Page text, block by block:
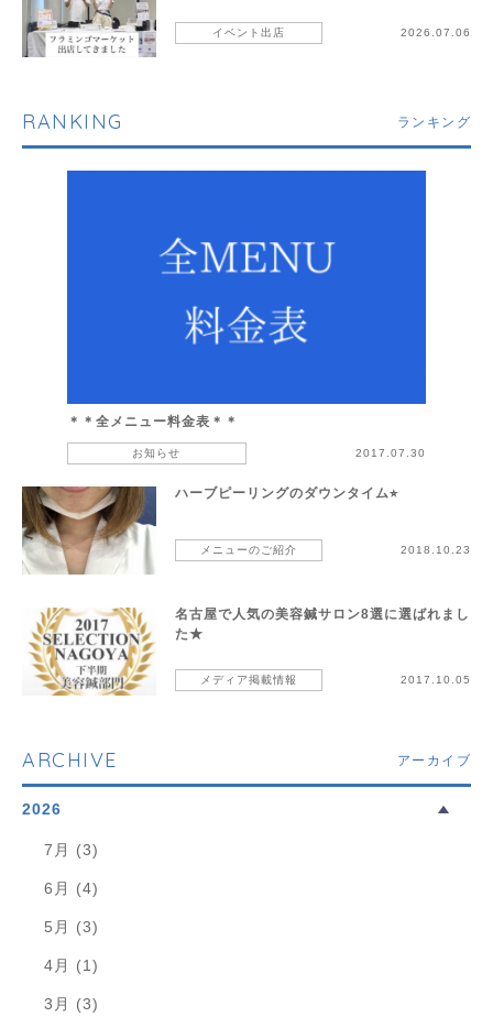
イベント出店 2026.07.06
RANKING ランキング
＊＊全メニュー料金表＊＊
お知らせ 2017.07.30
ハーブピーリングのダウンタイム⭐︎
メニューのご紹介 2018.10.23
名古屋で人気の美容鍼サロン8選に選ばれまし
た★
メディア掲載情報 2017.10.05
ARCHIVE アーカイブ
2026
7月 (3)
6月 (4)
5月 (3)
4月 (1)
3月 (3)